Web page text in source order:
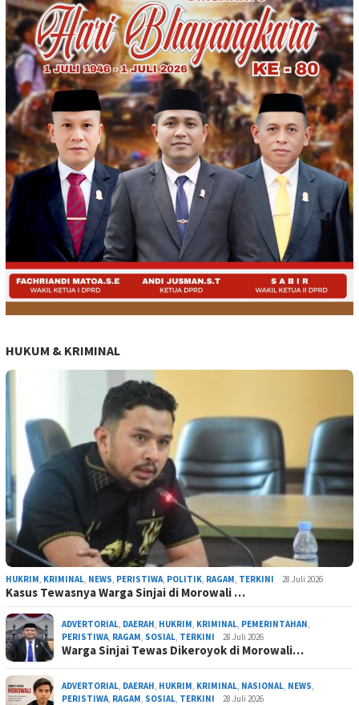
HUKUM & KRIMINAL
HUKRIM, KRIMINAL, NEWS, PERISTIWA, POLITIK, RAGAM, TERKINI 28 Juli 2026
Kasus Tewasnya Warga Sinjai di Morowali …
ADVERTORIAL, DAERAH, HUKRIM, KRIMINAL, PEMERINTAHAN,
PERISTIWA, RAGAM, SOSIAL, TERKINI 28 Juli 2026
Warga Sinjai Tewas Dikeroyok di Morowali…
ADVERTORIAL, DAERAH, HUKRIM, KRIMINAL, NASIONAL, NEWS,
PERISTIWA, RAGAM, SOSIAL, TERKINI 28 Juli 2026